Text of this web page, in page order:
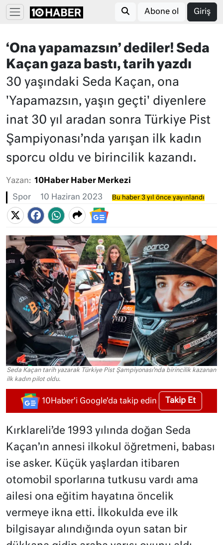
Abone ol Giriş
‘Ona yapamazsın’ dediler! Seda
Kaçan gaza bastı, tarih yazdı
30 yaşındaki Seda Kaçan, ona
'Yapamazsın, yaşın geçti' diyenlere
inat 30 yıl aradan sonra Türkiye Pist
Şampiyonası’nda yarışan ilk kadın
sporcu oldu ve birincilik kazandı.
Yazan: 10Haber Haber Merkezi
Spor 10 Haziran 2023 Bu haber 3 yıl önce yayınlandı
Seda Kaçan tarih yazarak Türkiye Pist Şampiyonası’nda birincilik kazanan
ilk kadın pilot oldu.
10Haber'i Google'da takip edin Takip Et
Kırklareli’de 1993 yılında doğan Seda
Kaçan’ın annesi ilkokul öğretmeni, babası
ise asker. Küçük yaşlardan itibaren
otomobil sporlarına tutkusu vardı ama
ailesi ona eğitim hayatına öncelik
vermeye ikna etti. İlkokulda eve ilk
bilgisayar alındığında oyun satan bir